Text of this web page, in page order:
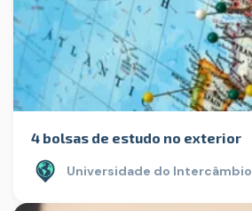
4 bolsas de estudo no exterior
Universidade do Intercâmbio